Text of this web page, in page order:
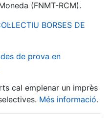
(FNMT-RCM).
BORSES DE
de prova en
cal emplenar un imprès
Més informació.